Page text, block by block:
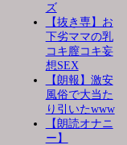
ズ
【抜き専】お
下劣ママの乳
コキ膣コキ妄
想SEX
【朗報】激安
風俗で大当た
り引いたwww
【朗読オナニ
ー】